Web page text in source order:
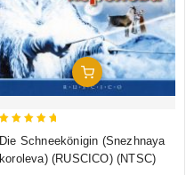
In Den Warenkorb
Die Schneekönigin (Snezhnaya
koroleva) (RUSCICO) (NTSC)